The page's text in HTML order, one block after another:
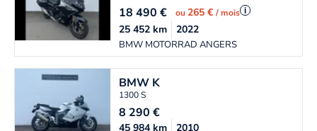
18 490€ ou265 €/ mois i
BMW MOTORRAD ANGERS
25 452km 2022
BMW K
1300 S
8 290€
45 984km 2010